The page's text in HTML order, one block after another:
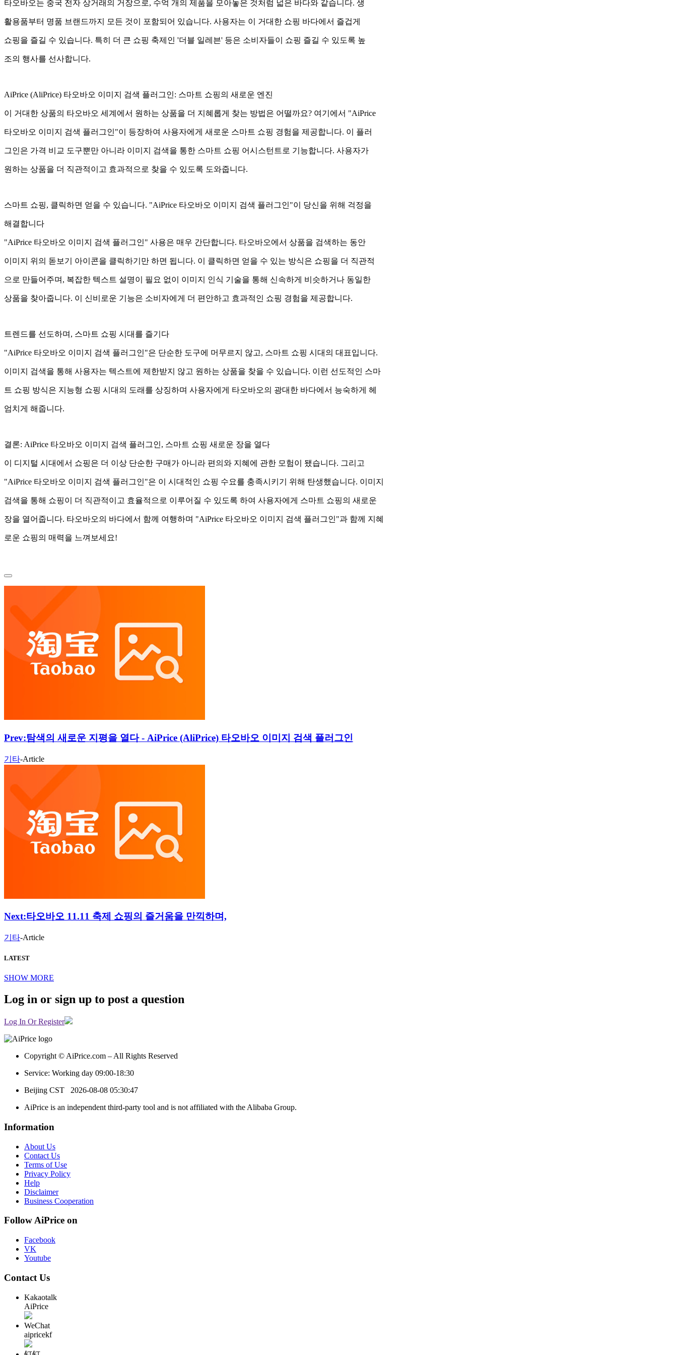
타오바오는 중국 전자 상거래의 거장으로, 수억 개의 제품을 모아놓은 것처럼 넓은 바다와 같습니다. 생
활용품부터 명품 브랜드까지 모든 것이 포함되어 있습니다. 사용자는 이 거대한 쇼핑 바다에서 즐겁게
쇼핑을 즐길 수 있습니다. 특히 더 큰 쇼핑 축제인 '더블 일레븐' 등은 소비자들이 쇼핑 즐길 수 있도록 높
조의 행사를 선사합니다.
AiPrice (AliPrice) 타오바오 이미지 검색 플러그인: 스마트 쇼핑의 새로운 엔진
이 거대한 상품의 타오바오 세계에서 원하는 상품을 더 지혜롭게 찾는 방법은 어떨까요? 여기에서 "AiPrice
타오바오 이미지 검색 플러그인"이 등장하여 사용자에게 새로운 스마트 쇼핑 경험을 제공합니다. 이 플러
그인은 가격 비교 도구뿐만 아니라 이미지 검색을 통한 스마트 쇼핑 어시스턴트로 기능합니다. 사용자가
원하는 상품을 더 직관적이고 효과적으로 찾을 수 있도록 도와줍니다.
스마트 쇼핑, 클릭하면 얻을 수 있습니다. "AiPrice 타오바오 이미지 검색 플러그인"이 당신을 위해 걱정을
해결합니다
"AiPrice 타오바오 이미지 검색 플러그인" 사용은 매우 간단합니다. 타오바오에서 상품을 검색하는 동안
이미지 위의 돋보기 아이콘을 클릭하기만 하면 됩니다. 이 클릭하면 얻을 수 있는 방식은 쇼핑을 더 직관적
으로 만들어주며, 복잡한 텍스트 설명이 필요 없이 이미지 인식 기술을 통해 신속하게 비슷하거나 동일한
상품을 찾아줍니다. 이 신비로운 기능은 소비자에게 더 편안하고 효과적인 쇼핑 경험을 제공합니다.
트렌드를 선도하며, 스마트 쇼핑 시대를 즐기다
"AiPrice 타오바오 이미지 검색 플러그인"은 단순한 도구에 머무르지 않고, 스마트 쇼핑 시대의 대표입니다.
이미지 검색을 통해 사용자는 텍스트에 제한받지 않고 원하는 상품을 찾을 수 있습니다. 이런 선도적인 스마
트 쇼핑 방식은 지능형 쇼핑 시대의 도래를 상징하며 사용자에게 타오바오의 광대한 바다에서 능숙하게 헤
엄치게 해줍니다.
결론: AiPrice 타오바오 이미지 검색 플러그인, 스마트 쇼핑 새로운 장을 열다
이 디지털 시대에서 쇼핑은 더 이상 단순한 구매가 아니라 편의와 지혜에 관한 모험이 됐습니다. 그리고
"AiPrice 타오바오 이미지 검색 플러그인"은 이 시대적인 쇼핑 수요를 충족시키기 위해 탄생했습니다. 이미지
검색을 통해 쇼핑이 더 직관적이고 효율적으로 이루어질 수 있도록 하여 사용자에게 스마트 쇼핑의 새로운
장을 열어줍니다. 타오바오의 바다에서 함께 여행하며 "AiPrice 타오바오 이미지 검색 플러그인"과 함께 지혜
로운 쇼핑의 매력을 느껴보세요!
Prev:탐색의 새로운 지평을 열다 - AiPrice (AliPrice) 타오바오 이미지 검색 플러그인
기타-Article
Next:타오바오 11.11 축제 쇼핑의 즐거움을 만끽하며,
기타-Article
LATEST
SHOW MORE
Log in or sign up to post a question
Log In Or Register
Copyright © AiPrice.com – All Rights Reserved
Service: Working day 09:00-18:30
Beijing CST 2026-08-08 05:30:47
AiPrice is an independent third-party tool and is not affiliated with the Alibaba Group.
Information
About Us
Contact Us
Terms of Use
Privacy Policy
Help
Disclaimer
Business Cooperation
Follow AiPrice on
Facebook
VK
Youtube
Contact Us
Kakaotalk
AiPrice
WeChat
aipricekf